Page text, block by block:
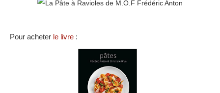
Pour acheter le livre :